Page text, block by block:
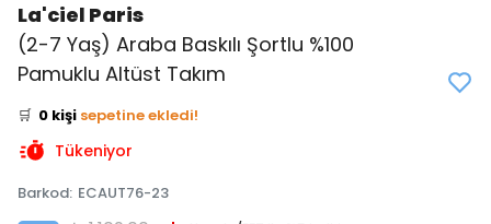
La'ciel Paris
(2-7 Yaş) Araba Baskılı Şortlu %100
Pamuklu Altüst Takım
👀 Şu an 3 kişi inceliyor!
🛒 0 kişi sepetine ekledi!
✅ Bugün 0 adet
Tükeniyor
Barkod: ECAUT76-23